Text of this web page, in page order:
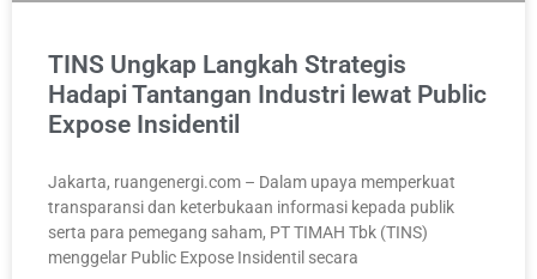
TINS Ungkap Langkah Strategis
Hadapi Tantangan Industri lewat Public
Expose Insidentil
Jakarta, ruangenergi.com – Dalam upaya memperkuat
transparansi dan keterbukaan informasi kepada publik
serta para pemegang saham, PT TIMAH Tbk (TINS)
menggelar Public Expose Insidentil secara